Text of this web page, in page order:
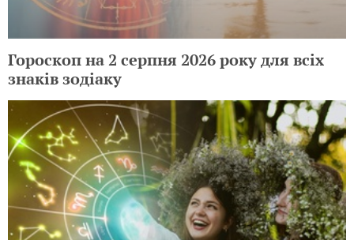
Гороскоп на 2 серпня 2026 року для всіх
знаків зодіаку